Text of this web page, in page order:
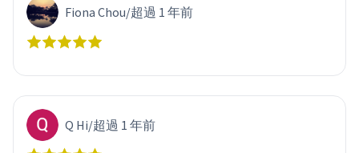
Fiona Chou/超過 1 年前
Q Hi/超過 1 年前